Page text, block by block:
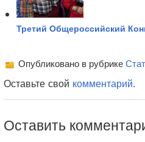
Третий Общероссийский
Опубликовано в рубрике
Оставьте свой комментарий.
Оставить